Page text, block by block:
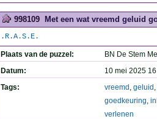
998109 Met een wat vreemd geluid
.R.A.S.E.
Plaats van de puzzel:
BN De Stem
Datum:
10 mei 2025
Tags:
vreemd , geluid ,
goedkeuring,
verlenen